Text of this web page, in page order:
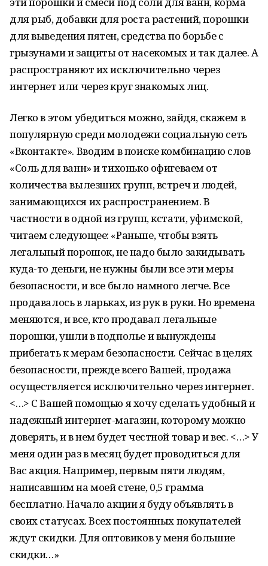
для рыб, добавки для роста растений, порошки
для выведения пятен, средства по борьбе с
грызунами и защиты от насекомых и так далее. А
распространяют их исключительно через
интернет или через круг знакомых лиц.
Легко в этом убедиться можно, зайдя, скажем в
популярную среди молодежи социальную сеть
«Вконтакте». Вводим в поиске комбинацию слов
«Соль для ванн» и тихонько офигеваем от
количества вылезших групп, встреч и людей,
занимающихся их распространением. В
частности в одной из групп, кстати, уфимской,
читаем следующее: «Раньше, чтобы взять
легальный порошок, не надо было закидывать
куда-то деньги, не нужны были все эти меры
безопасности, и все было намного легче. Все
продавалось в ларьках, из рук в руки. Но времена
меняются, и все, кто продавал легальные
порошки, ушли в подполье и вынуждены
прибегать к мерам безопасности. Сейчас в целях
безопасности, прежде всего Вашей, продажа
осуществляется исключительно через интернет.
<…> С Вашей помощью я хочу сделать удобный и
надежный интернет-магазин, которому можно
доверять, и в нем будет честной товар и вес. <…> У
меня один раз в месяц будет проводиться для
Вас акция. Например, первым пяти людям,
написавшим на моей стене, 0,5 грамма
бесплатно. Начало акции я буду объявлять в
своих статусах. Всех постоянных покупателей
ждут скидки. Для оптовиков у меня большие
скидки…»